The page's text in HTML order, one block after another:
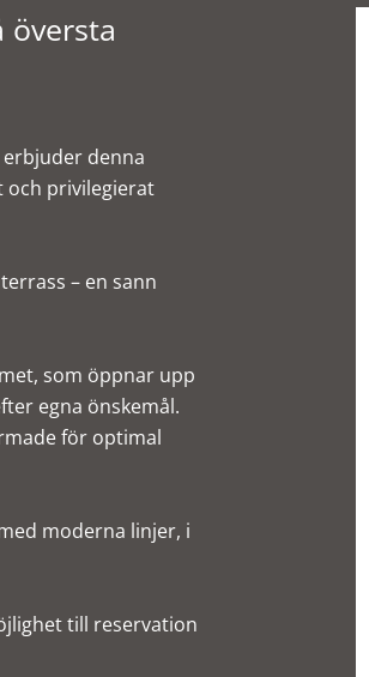
översta
erbjuder denna
och privilegierat
– en sann
som öppnar upp
egna önskemål.
för optimal
moderna linjer, i
till reservation